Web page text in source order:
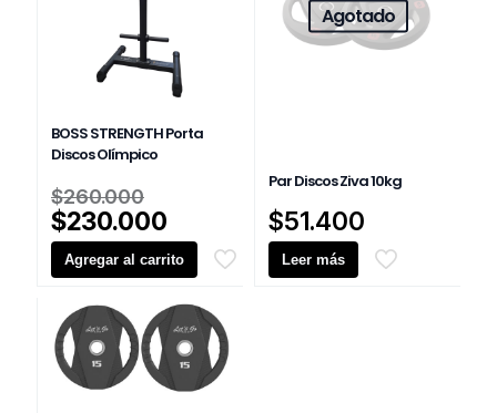
BOSS STRENGTH Porta
Discos Olímpico
$260.000
precio
original
era:
$230.000
precio
actual
$230.000.
Agregar al carrito
Agotado
Par Discos Ziva 10kg
$51.400
Leer más